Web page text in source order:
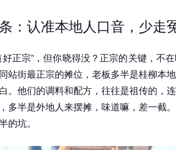
：认准本地人口音，少走
正宗”，但你晓得没？正宗的关键，不
站街最正宗的摊位，老板多半是桂柳本
。他们的调料和配方，往往是祖传的，
多半是外地人来摆摊，味道嘛，差一截
的坑。